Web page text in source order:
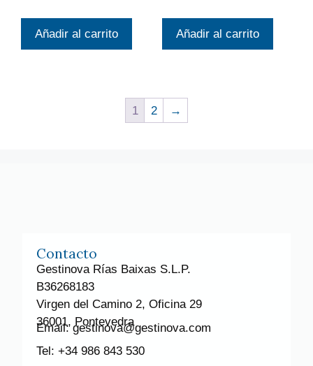
Añadir al carrito Añadir al carrito
1 2 →
Contacto
Gestinova Rías Baixas S.L.P.
B36268183
Virgen del Camino 2, Oficina 29
36001, Pontevedra
Email: gestinova@gestinova.com
Tel: +34 986 843 530